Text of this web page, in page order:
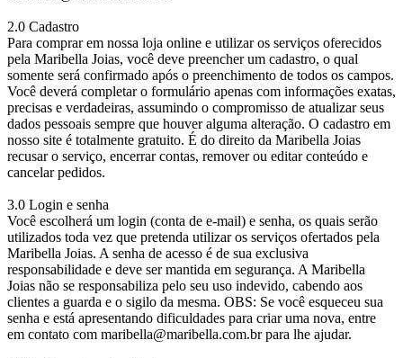
2.0 Cadastro
Para comprar em nossa loja online e utilizar os serviços oferecidos
pela Maribella Joias, você deve preencher um cadastro, o qual
somente será confirmado após o preenchimento de todos os campos.
Você deverá completar o formulário apenas com informações exatas,
precisas e verdadeiras, assumindo o compromisso de atualizar seus
dados pessoais sempre que houver alguma alteração. O cadastro em
nosso site é totalmente gratuito. É do direito da Maribella Joias
recusar o serviço, encerrar contas, remover ou editar conteúdo e
cancelar pedidos.
3.0 Login e senha
Você escolherá um login (conta de e-mail) e senha, os quais serão
utilizados toda vez que pretenda utilizar os serviços ofertados pela
Maribella Joias. A senha de acesso é de sua exclusiva
responsabilidade e deve ser mantida em segurança. A Maribella
Joias não se responsabiliza pelo seu uso indevido, cabendo aos
clientes a guarda e o sigilo da mesma. OBS: Se você esqueceu sua
senha e está apresentando dificuldades para criar uma nova, entre
em contato com maribella@maribella.com.br para lhe ajudar.